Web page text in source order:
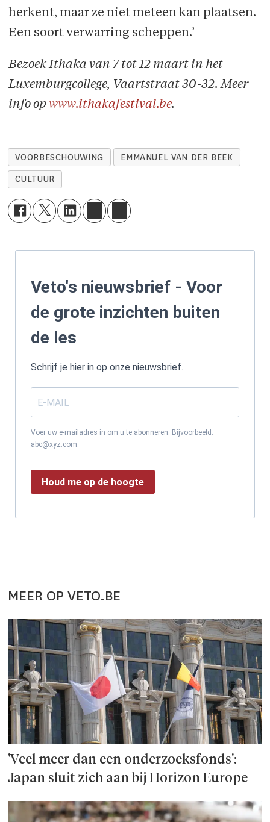
herkent, maar ze niet meteen kan plaatsen.
Een soort verwarring scheppen.’
Bezoek Ithaka van 7 tot 12 maart in het
Luxemburgcollege, Vaartstraat 30-32. Meer
info op www.ithakafestival.be.
VOORBESCHOUWING EMMANUEL VAN DER BEEK
CULTUUR
Veto's nieuwsbrief - Voor
de grote inzichten buiten
de les
Schrijf je hier in op onze nieuwsbrief.
Voer uw e-mailadres in om u te abonneren. Bijvoorbeeld:
abc@xyz.com.
Houd me op de hoogte
MEER OP VETO.BE
'Veel meer dan een onderzoeks­fonds':
Japan sluit zich aan bij Horizon Europe